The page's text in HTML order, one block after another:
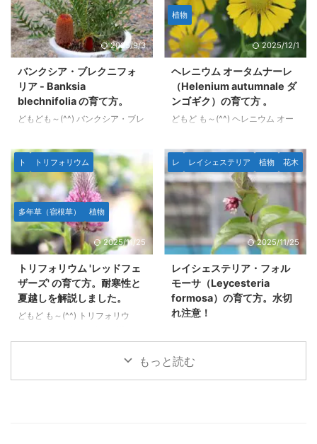
は限られ、 さらにゲラニウム 'ジ
ョンソンズブルー'のような「人
気の青系」の花のゲラニウムは皆
無なのでは？と思っていましたが
ます。 ３年くらい育てたのでだ
いたいどのような性質かわかりま
した。 本文のデータや写真等は
すべて筆者自身の観察によるもの
ん。 ...
がかった赤花と上に向かって１つ
花茎が伸びる姿が特徴的です。
種まきして１年半ほど育ててみ
て、だいたいわかったのでまとめ
はすべて筆者自身の観察によるも
のです。AI生成は使用していませ
ん。 画像とデータ 学名：
Ipomopsis rubra 別名：スタンデ
シノブ科 ...
2025/9/3
バンクシア・ブレクニフォ
リア - Banksia
blechnifolia の育て方。
どもども～(^^) バンクシア・ブレ
blechnifolia）は、オーストラリ
ア南西部に分布する匍匐性のバン
クシアです。 低木で横に広がる
形状をしており、地面に沿うよう
に生育します。 バンクシア特有
の花姿とヒトツバのように地面か
ら立ち上がっているように見える
樹形が魅力で、植物好きの間で少
です。 場合によっては「土の中
から生えて来ている」ように見え
る花の咲き方も独特です。 夏に
雨が少なく湿度がほとんどない、
気候の地域に ...
植物
2025/12/1
ヘレニウム オータムナーレ
（Helenium autumnale ダ
ンゴギク）の育て方 。
どもど も～(^^) ヘレニウム オー
autumnale)は、秋を彩る北アメ
リカ原産の多年草で、鮮やかな花
色が特徴的です。 一般的には
「ヘレニウム」や「ダンゴギク」
の名前でも知られています。 こ
の植物は、原種は黄色、園芸種に
はオレンジ、赤、絞りなどといっ
た暖色系の花を咲かせ、咲き方も
ノがあります。 開花期は夏から
秋にかけてで、花の少ない８月で
もバンバン咲くため彩の少ない時
期に威力を発揮してくれる希少な
日 ...
ト トリフォリウム
多年草（宿根草） 植物
2025/11/25
トリフォリウム 'レッドフェ
ザーズ' の育て方。耐寒性と
夏越しを解説しました。
どもど も～(^^) トリフォリウ
ズ'（Trifolium rubens 'Red
Feathers'）の育て方です。 一言
レ レイシェステリア 植物 花木
2025/11/25
レイシェステリア・フォル
モーサ（Leycesteria
formosa）の育て方。水切
れ注意！
ア・フォルモーサ（Leycesteria
formosa）の育て方についてで
もっと読む